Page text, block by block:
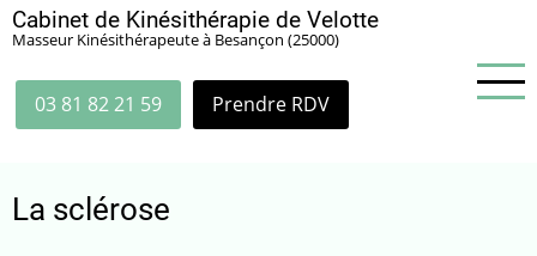
Aller
au
contenu
principal
Cabinet de Kinésithérapie de Velotte
Masseur Kinésithérapeute à Besançon (25000)
03 81 82 21 59 Prendre RDV
La sclérose